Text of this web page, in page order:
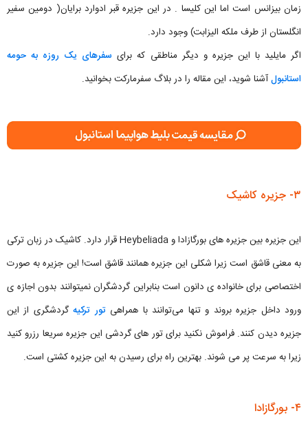
زمان بیزانس است اما این کلیسا . در این جزیره قبر ادوارد برایان( دومین سفیر
انگلستان از طرف ملکه الیزابت) وجود دارد.
اگر مایلید با این جزیره و دیگر مناطقی که برای سفرهای یک روزه به حومه
استانبولآشنا شوید، این مقاله را در بلاگ سفرمارکت بخوانید.
۳- جزیره کاشیک
این جزیره بین جزیره های بورگازادا و Heybeliada قرار دارد. کاشیک در زبان ترکی
به معنی قاشق است زیرا شکلی این جزیره همانند قاشق است! این جزیره به صورت
اختصاصی برای خانواده ی دانون است بنابراین گردشگران نمیتوانند بدون اجازه ی
ورود داخل جزیره بروند و تنها می‌توانند با همراهیتور ترکیهگردشگری از این
جزیره دیدن کنند. فراموش نکنید برای تور های گردشی این جزیره سریعا رزرو کنید
زیرا به سرعت پر می شوند. بهترین راه برای رسیدن به این جزیره کشتی است.
۴- بورگازادا